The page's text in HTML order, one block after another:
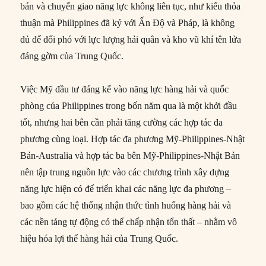
bán và chuyển giao năng lực không liên tục, như kiểu thỏa
thuận mà Philippines đã ký với Ấn Độ và Pháp, là không
đủ để đối phó với lực lượng hải quân và kho vũ khí tên lửa
đáng gờm của Trung Quốc.
Việc Mỹ đầu tư đáng kể vào năng lực hàng hải và quốc
phòng của Philippines trong bốn năm qua là một khởi đầu
tốt, nhưng hai bên cần phải tăng cường các hợp tác đa
phương cùng loại. Hợp tác đa phương Mỹ-Philippines-Nhật
Bản-Australia và hợp tác ba bên Mỹ-Philippines-Nhật Bản
nên tập trung nguồn lực vào các chương trình xây dựng
năng lực hiện có để triển khai các năng lực đa phương –
bao gồm các hệ thống nhận thức tình huống hàng hải và
các nền tảng tự động có thể chấp nhận tổn thất – nhằm vô
hiệu hóa lợi thế hàng hải của Trung Quốc.